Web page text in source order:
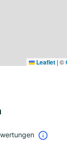
Leaflet | ©